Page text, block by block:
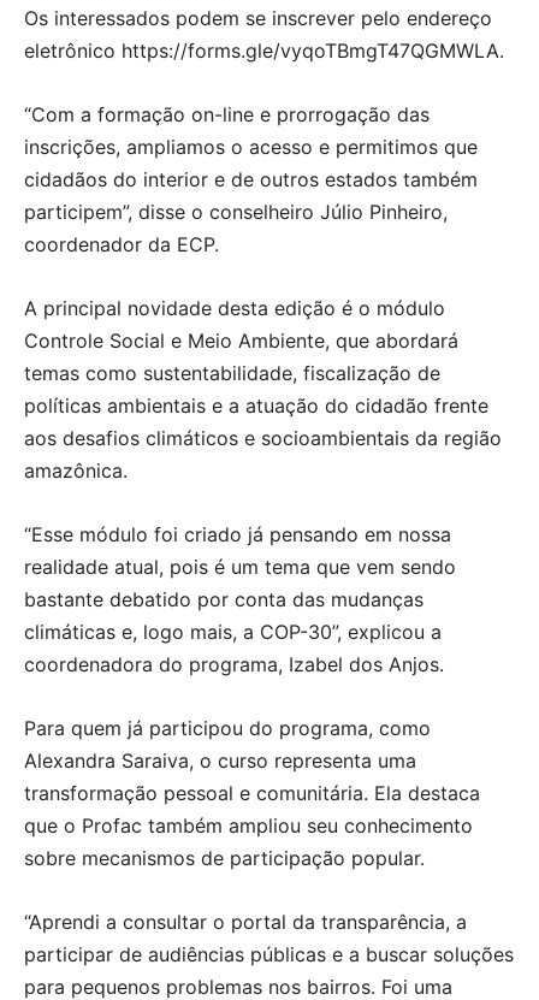
Os interessados podem se inscrever pelo endereço
eletrônico https://forms.gle/vyqoTBmgT47QGMWLA.
“Com a formação on-line e prorrogação das
inscrições, ampliamos o acesso e permitimos que
cidadãos do interior e de outros estados também
participem”, disse o conselheiro Júlio Pinheiro,
coordenador da ECP.
A principal novidade desta edição é o módulo
Controle Social e Meio Ambiente, que abordará
temas como sustentabilidade, fiscalização de
políticas ambientais e a atuação do cidadão frente
aos desafios climáticos e socioambientais da região
amazônica.
“Esse módulo foi criado já pensando em nossa
realidade atual, pois é um tema que vem sendo
bastante debatido por conta das mudanças
climáticas e, logo mais, a COP-30”, explicou a
coordenadora do programa, Izabel dos Anjos.
Para quem já participou do programa, como
Alexandra Saraiva, o curso representa uma
transformação pessoal e comunitária. Ela destaca
que o Profac também ampliou seu conhecimento
sobre mecanismos de participação popular.
“Aprendi a consultar o portal da transparência, a
participar de audiências públicas e a buscar soluções
para pequenos problemas nos bairros. Foi uma